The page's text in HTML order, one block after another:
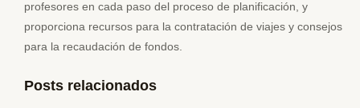
profesores en cada paso del proceso de planificación, y
proporciona recursos para la contratación de viajes y consejos
para la recaudación de fondos.
Posts relacionados